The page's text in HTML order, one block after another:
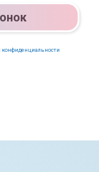
конфиденциальности